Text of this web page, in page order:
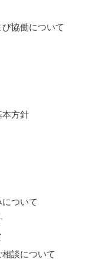
協働について
本方針
ついて
談について